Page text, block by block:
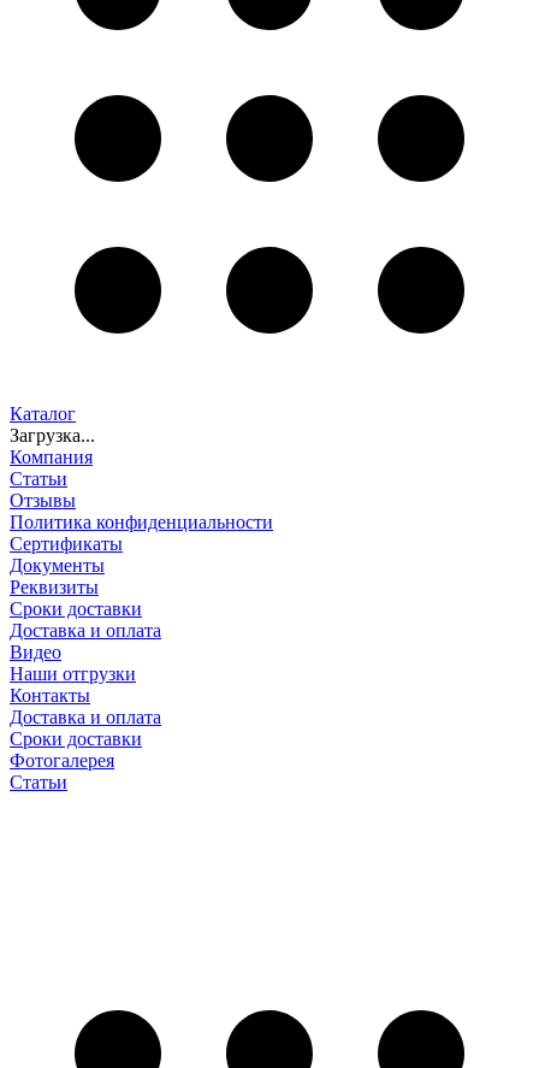
Каталог
Загрузка...
Компания
Статьи
Отзывы
Политика конфиденциальности
Сертификаты
Документы
Реквизиты
Сроки доставки
Доставка и оплата
Видео
Наши отгрузки
Контакты
Доставка и оплата
Сроки доставки
Фотогалерея
Статьи